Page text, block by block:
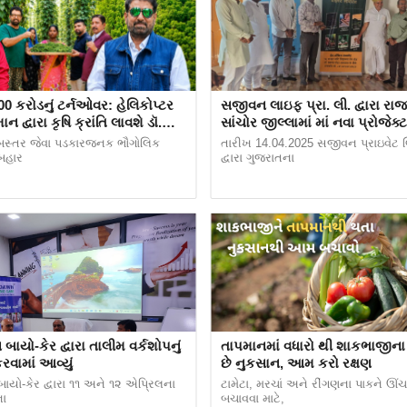
3 મીટર લાંબો પલંગ બનાવો. આ પથારી લગભગ 15 સેમી
બનાવવું જોઈએ.
જાડી સપાટી જેમાં ચાળેલી ઝીણી માટી અને સડેલું
કરોડનું ટર્નઓવર: હેલિકોપ્ટર
દ્વારા કૃષિ ક્રાંતિ લાવશે ડૉ.
જેવા પડકારજનક ભૌગોલિક
કેર દ્વારા તાલીમ વર્કશોપનું
આવ્યું
કેર દ્વારા ૧૧ અને ૧૨ એપ્રિલના
સજીવન લાઇફ પ્રા. લી. દ્વારા
સાંચોર જીલ્લામાં માં નવા
સાથે પ્રોજેક્ટ ઓફિસનું
તારીખ 14.04.2025 સજીવન પ્રાઇવેટ
દ્વારા ગુજરાતના
તાપમાનમાં વધારો થી
છે નુકસાન, આમ કરો રક્ષણ
ટામેટા, મરચાં અને રીંગણના પાકને
બચાવવા માટે,